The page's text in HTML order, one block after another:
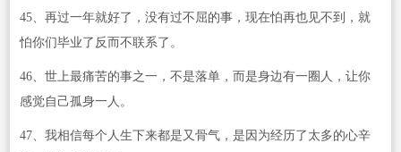
45、再过一年就好了，没有过不屈的事，现在怕再也见不到，就
怕你们毕业了反而不联系了。
46、世上最痛苦的事之一，不是落单，而是身边有一圈人，让你
感觉自己孤身一人。
47、我相信每个人生下来都是又骨气，是因为经历了太多的心辛